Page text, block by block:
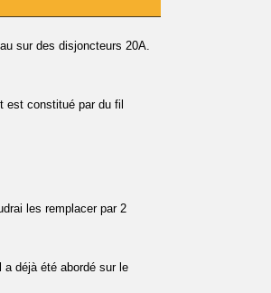
sur des disjoncteurs 20A.
est constitué par du fil
les remplacer par 2
déjà été abordé sur le